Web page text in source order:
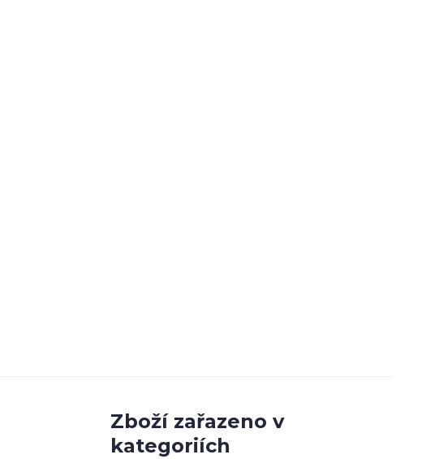
Zboží zařazeno v
kategoriích